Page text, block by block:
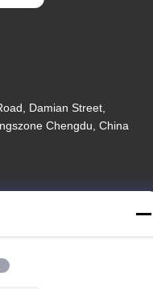
Damian Street,
Chengdu, China